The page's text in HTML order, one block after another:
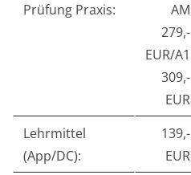
Prüfung Praxis:
AM
279,-
EUR/A1
309,-
EUR
Lehrmittel
(App/DC):
139,-
EUR